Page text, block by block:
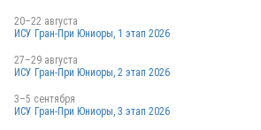
SWE
20–22 августа
ИСУ Гран-При Юниоры, 1 этап 2026
27–29 августа
ИСУ Гран-При Юниоры, 2 этап 2026
3–5 сентября
ИСУ Гран-При Юниоры, 3 этап 2026